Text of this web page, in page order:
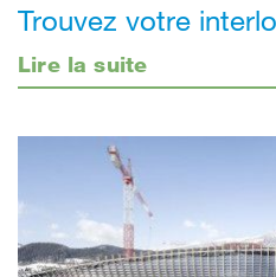
Trouvez votre
Lire la suite